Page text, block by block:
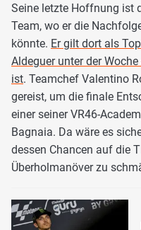
Seine letzte Hoffnung ist
Team, wo er die
könnte. Er gilt dort als
Aldeguer unter der
ist. Teamchef Valentino
gereist, um die finale
einer seiner VR46-
Bagnaia. Da wäre es
dessen Chancen auf die
Überholmanöver zu